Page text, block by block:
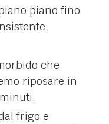
piano fino
che
riposare in
frigo e